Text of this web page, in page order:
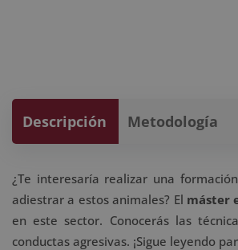
Descripción Metodología
¿Te interesaría realizar una
adiestrar a estos animales? El máster
en este sector. Conocerás las
conductas agresivas. ¡Sigue leyendo